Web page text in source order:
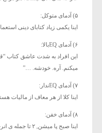
۵) آدمای متوکل:
اینا یکمی زیاد کتابای دینی
۶) آدمای EQبالا:
میکنم. آره. خودشه. …”
۷) آدمای EQندار:
اینا کلا از هر معاف از مالیات
۸) آدمای خفن:
اینا صبح پا